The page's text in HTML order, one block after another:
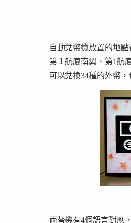
自動兌幣機放置的地點
第１航廈南翼、第1航
可以兌換34種的外幣
両替機有4個語言對應